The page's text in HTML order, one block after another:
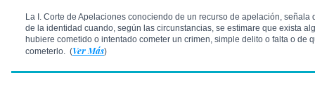
La I. Corte de Apelaciones conociendo de un recurso de apelación, señala
de la identidad cuando, según las circunstancias, se estimare que exista
hubiere cometido o intentado cometer un crimen, simple delito o falta o de
cometerlo. (Ver Más)